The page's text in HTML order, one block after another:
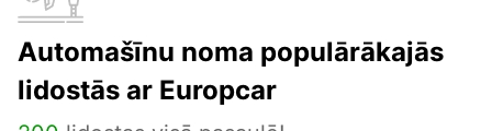
Automašīnu noma populārākajās
lidostās ar Europcar